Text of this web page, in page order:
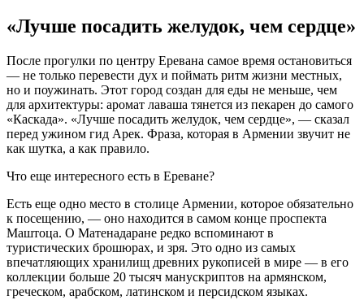
«Лучше посадить желудок, чем сердце»
После прогулки по центру Еревана самое время остановиться
— не только перевести дух и поймать ритм жизни местных,
но и поужинать. Этот город создан для еды не меньше, чем
для архитектуры: аромат лаваша тянется из пекарен до самого
«Каскада». «Лучше посадить желудок, чем сердце», — сказал
перед ужином гид Арек. Фраза, которая в Армении звучит не
как шутка, а как правило.
Что еще интересного есть в Ереване?
Есть еще одно место в столице Армении, которое обязательно
к посещению, — оно находится в самом конце проспекта
Маштоца. О Матенадаране редко вспоминают в
туристических брошюрах, и зря. Это одно из самых
впечатляющих хранилищ древних рукописей в мире — в его
коллекции больше 20 тысяч манускриптов на армянском,
греческом, арабском, латинском и персидском языках.